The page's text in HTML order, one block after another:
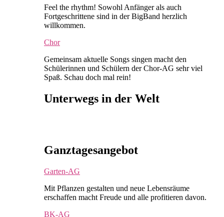
Feel the rhythm! Sowohl Anfänger als auch
Fortgeschrittene sind in der BigBand herzlich
willkommen.
Chor
Gemeinsam aktuelle Songs singen macht den
Schülerinnen und Schülern der Chor-AG sehr viel
Spaß. Schau doch mal rein!
Unterwegs in der Welt
Ganztagesangebot
Garten-AG
Mit Pflanzen gestalten und neue Lebensräume
erschaffen macht Freude und alle profitieren davon.
BK-AG